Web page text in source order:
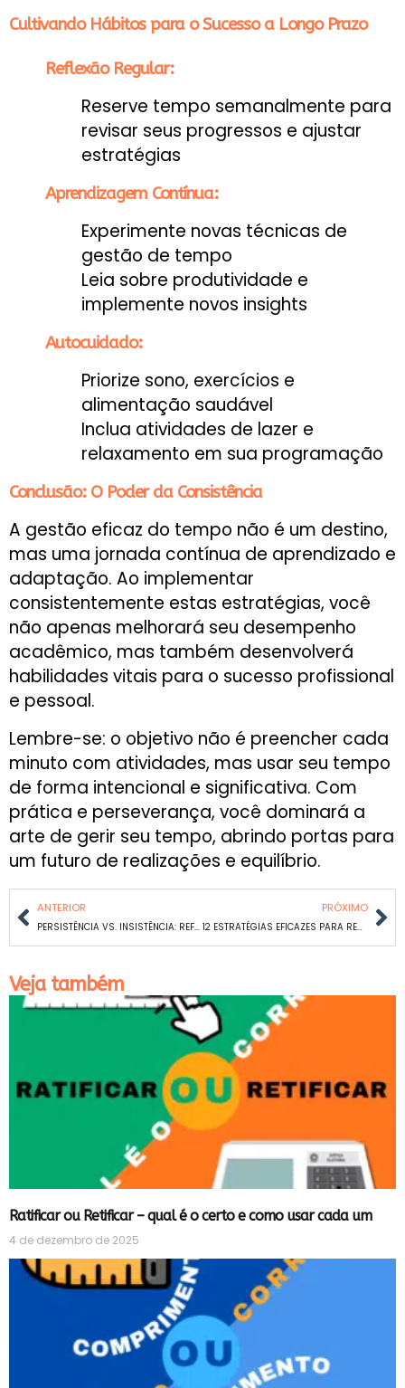
Cultivando Hábitos para o Sucesso a Longo Prazo
Reflexão Regular:
Reserve tempo semanalmente para
revisar seus progressos e ajustar
estratégias
Aprendizagem Contínua:
Experimente novas técnicas de
gestão de tempo
Leia sobre produtividade e
implemente novos insights
Autocuidado:
Priorize sono, exercícios e
alimentação saudável
Inclua atividades de lazer e
relaxamento em sua programação
Conclusão: O Poder da Consistência
A gestão eficaz do tempo não é um destino,
mas uma jornada contínua de aprendizado e
adaptação. Ao implementar
consistentemente estas estratégias, você
não apenas melhorará seu desempenho
acadêmico, mas também desenvolverá
habilidades vitais para o sucesso profissional
e pessoal.
Lembre-se: o objetivo não é preencher cada
minuto com atividades, mas usar seu tempo
de forma intencional e significativa. Com
prática e perseverança, você dominará a
arte de gerir seu tempo, abrindo portas para
um futuro de realizações e equilíbrio.
ANTERIOR
PERSISTÊNCIA VS. INSISTÊNCIA: REFLEXÕES SOBRE A JORNADA DE CONCURSEIRO
PRÓXIMO
12 ESTRATÉGIAS EFICAZES PARA REDUZIR A ANSIEDADE PRÉ-PROVA
Veja também
Ratificar ou Retificar – qual é o certo e como usar cada um
4 de dezembro de 2025